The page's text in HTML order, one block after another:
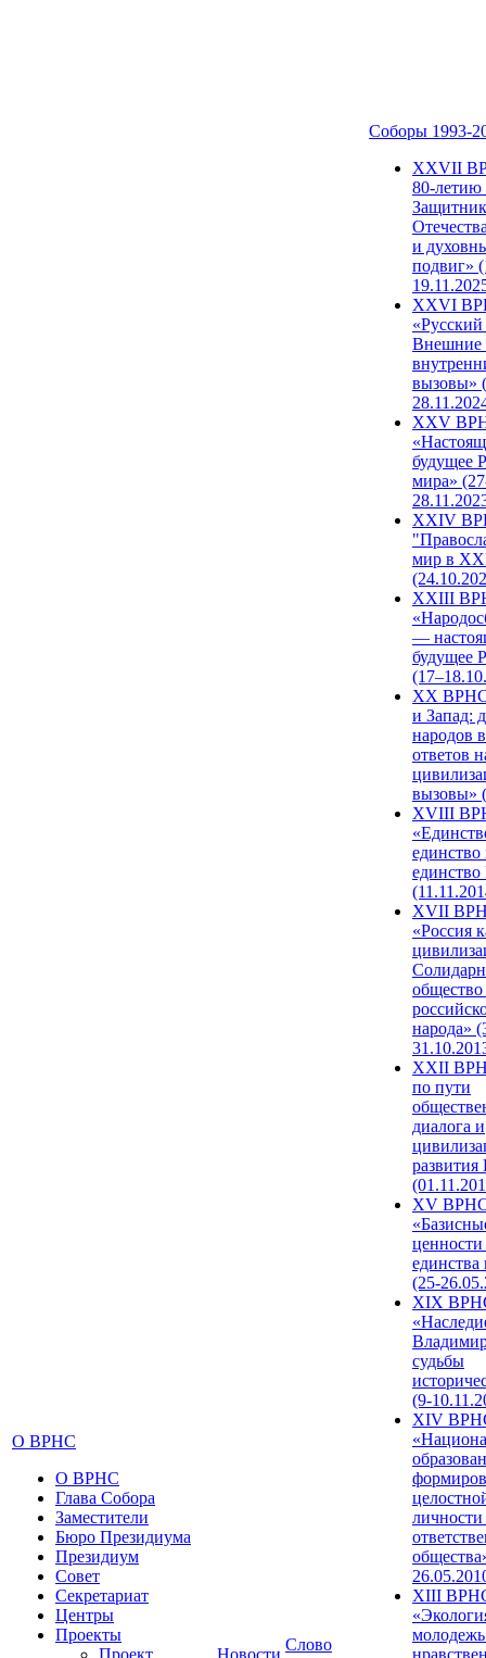
О ВРНС
О ВРНС
Глава Собора
Заместители
Бюро Президиума
Президиум
Совет
Секретариат
Центры
Проекты
Проект
Новости
Слово
Соборы 1993-
ХХVII
80-
и
подвиг»
XXVI
Внешние
вызовы»
XXV
будущее
мира»
XXIV
мир в
XXIII
—
будущее
XX ВРНС
и Запад:
народов
ответов
вызовы»
XVIII
единство
единство
XVII
«Россия
народа»
XXII
по пути
диалога и
развития
XV
единства
(25-
XIX
судьбы
(9-
XIV
XIII